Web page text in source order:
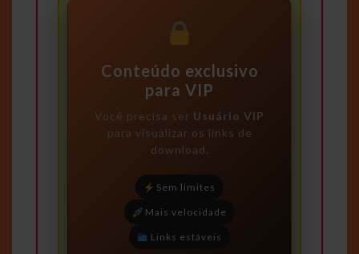
Conteúdo exclusivo
para VIP
Você precisa ser Usuário VIP
para visualizar os links de
download.
Sem limites
Mais velocidade
Links estáveis